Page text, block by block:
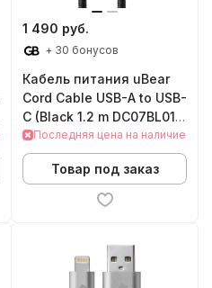
1 490 руб.
+ 30 бонусов
Кабель питания uBear
Cord Cable USB-A to USB-
C (Black 1.2 m DC07BL01-
AC)Последняя цена на наличие
Товар под заказ